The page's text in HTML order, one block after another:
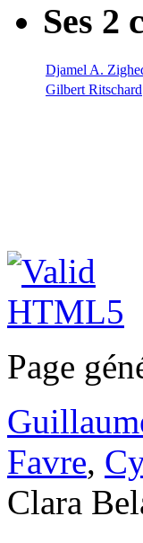
Ses 2
Djamel A.
Gilbert Ritschard
Page
Favre,
Clara